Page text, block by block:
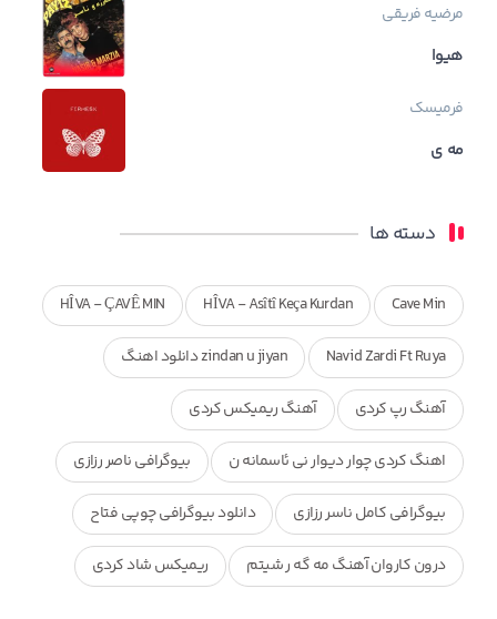
مرضیه فریقی
هیوا
فرمیسک
مه ی
دسته ها
Cave Min
HÎVA - Asîtî Keça Kurdan
HÎVA - ÇAVÊ MIN
Navid Zardi Ft Ruya zindan u jiyan دانلود اهنگ
آهنگ رپ کردی آهنگ ریمیکس کردی
اهنگ کردی چوار دیوار نی ئاسمانه ن بیوگرافی ناصر رزازی
بیوگرافی کامل ناسر رزازی دانلود بیوگرافی چوپی فتاح
درون کاروان آهنگ مه گه ر شیتم ریمیکس شاد کردی